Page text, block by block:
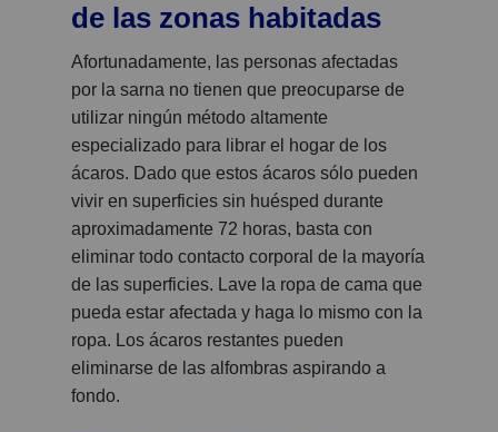
de las zonas habitadas
Afortunadamente, las personas afectadas
por la sarna no tienen que preocuparse de
utilizar ningún método altamente
especializado para librar el hogar de los
ácaros. Dado que estos ácaros sólo pueden
vivir en superficies sin huésped durante
aproximadamente 72 horas, basta con
eliminar todo contacto corporal de la mayoría
de las superficies. Lave la ropa de cama que
pueda estar afectada y haga lo mismo con la
ropa. Los ácaros restantes pueden
eliminarse de las alfombras aspirando a
fondo.